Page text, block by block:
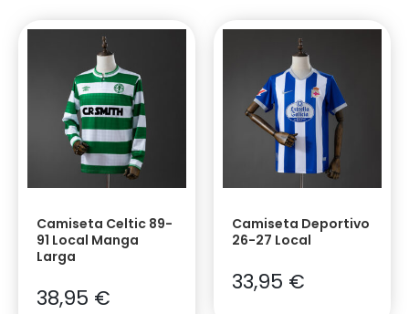
Camiseta Celtic 89-
91 Local Manga
Larga
38,95 €
Camiseta Deportivo
26-27 Local
33,95 €